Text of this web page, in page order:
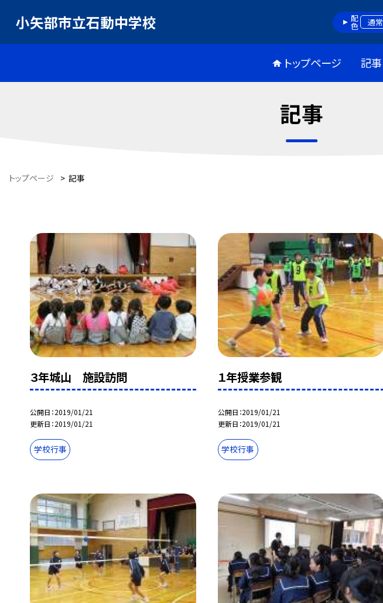
小矢部市立石動中学校 配色 通常
トップページ 記事
記事
トップページ > 記事
３年城山 施設訪問
公開日 2019/01/21
更新日 2019/01/21
学校行事
１年授業参観
公開日 2019/01/21
更新日 2019/01/21
学校行事